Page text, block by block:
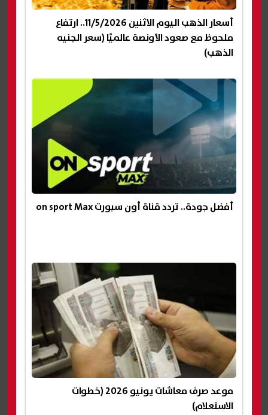
أسعار الذهب اليوم الاثنين 11/5/2026.. ارتفاع
ملحوظ مع صعود الأونصة عالميًا (سعر الجنيه
الذهب)
أفضل جودة.. تردد قناة أون سبورت on sport Max
موعد صرف معاشات يونيو 2026 (خطوات
الاستعلام)